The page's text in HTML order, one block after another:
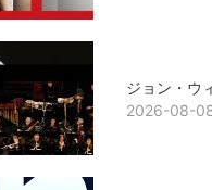
ジョン・ウ
2026-08-